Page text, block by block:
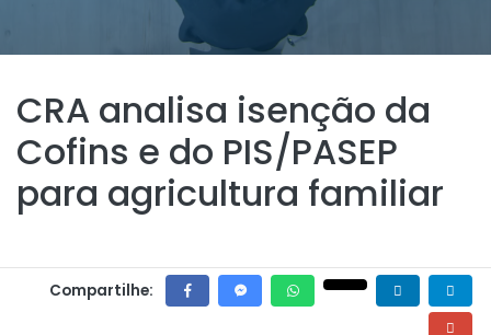
CRA analisa isenção da
Cofins e do PIS/PASEP
para agricultura familiar
Compartilhe: